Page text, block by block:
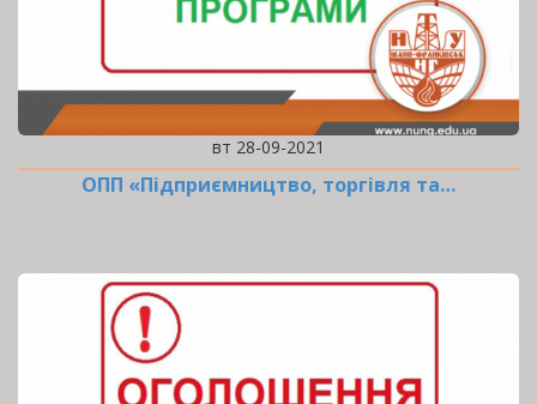
вт 28-09-2021
ОПП «Підприємництво, торгівля та…